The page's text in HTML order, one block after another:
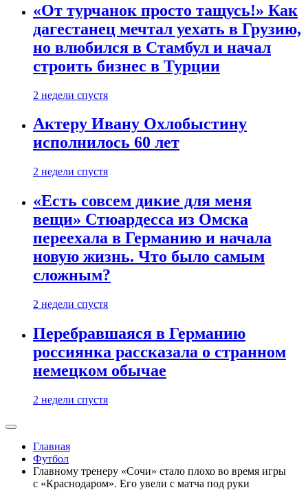
«От турчанок просто тащусь!» Как
дагестанец мечтал уехать в Грузию,
но влюбился в Стамбул и начал
строить бизнес в Турции
2 недели спустя
Актеру Ивану Охлобыстину
исполнилось 60 лет
2 недели спустя
«Есть совсем дикие для меня
вещи» Стюардесса из Омска
переехала в Германию и начала
новую жизнь. Что было самым
сложным?
2 недели спустя
Перебравшаяся в Германию
россиянка рассказала о странном
немецком обычае
2 недели спустя
Главная
Футбол
Главному тренеру «Сочи» стало плохо во время игры
с «Краснодаром». Его увели с матча под руки